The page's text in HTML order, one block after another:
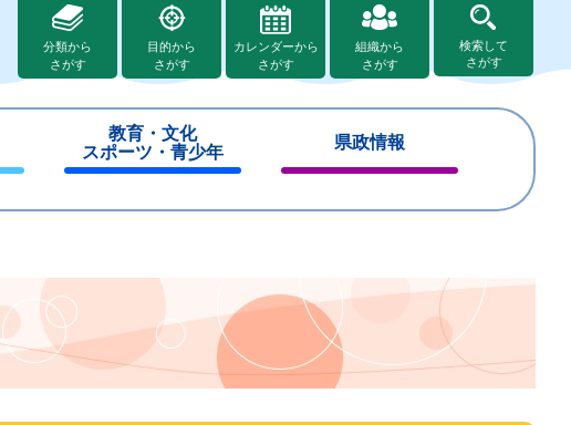
分類から
さがす
目的から
さがす
カレンダーから
さがす
組織から
さがす
検索して
さがす
教育・文化
スポーツ・青少年
じ
県政情報
じ